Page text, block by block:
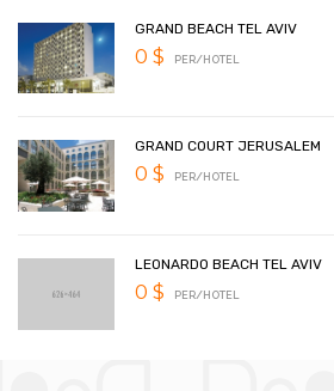
GRAND BEACH TEL AVIV
0 $ PER/HOTEL
GRAND COURT JERUSALEM
0 $ PER/HOTEL
LEONARDO BEACH TEL AVIV
0 $ PER/HOTEL